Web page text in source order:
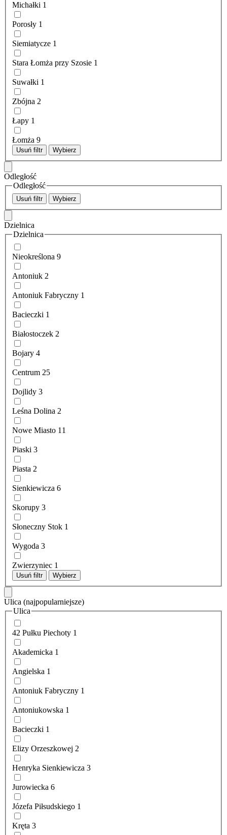
Michałki 1
Porosły 1
Siemiatycze 1
Stara Łomża przy Szosie 1
Suwałki 1
Zbójna 2
Łapy 1
Łomża 9
Usuń filtr Wybierz
Odległość
Odległość
Usuń filtr Wybierz
Dzielnica
Dzielnica
Nieokreślona 9
Antoniuk 2
Antoniuk Fabryczny 1
Bacieczki 1
Białostoczek 2
Bojary 4
Centrum 25
Dojlidy 3
Leśna Dolina 2
Nowe Miasto 11
Piaski 3
Piasta 2
Sienkiewicza 6
Skorupy 3
Słoneczny Stok 1
Wygoda 3
Zwierzyniec 1
Usuń filtr Wybierz
Ulica (najpopularniejsze)
Ulica
42 Pułku Piechoty 1
Akademicka 1
Angielska 1
Antoniuk Fabryczny 1
Antoniukowska 1
Bacieczki 1
Elizy Orzeszkowej 2
Henryka Sienkiewicza 3
Jurowiecka 6
Józefa Piłsudskiego 1
Kręta 3